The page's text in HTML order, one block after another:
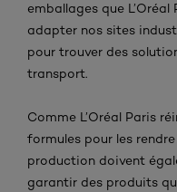
emballages que
adapter nos sites
pour trouver des
transport.
Comme L’Oréal Paris
formules pour les
production doivent
garantir des produits